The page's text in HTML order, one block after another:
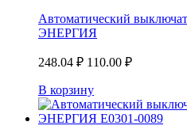
Автоматический
ЭНЕРГИЯ
248.04 ₽ 110.00 ₽
В корзину